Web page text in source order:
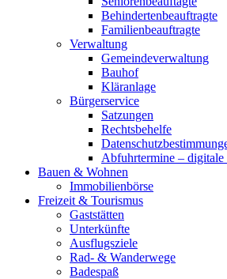
Behindertenbeauftragte
Familienbeauftragte
Verwaltung
Gemeindeverwaltung
Bauhof
Kläranlage
Bürgerservice
Satzungen
Rechtsbehelfe
Abfuhrtermine – digitale
Bauen & Wohnen
Immobilienbörse
Freizeit & Tourismus
Gaststätten
Unterkünfte
Ausflugsziele
Rad- & Wanderwege
Badespaß